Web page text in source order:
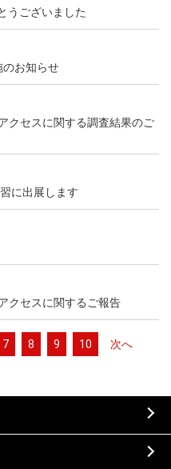
うございました
お知らせ
クセスに関する調査結果のご
に出展します
クセスに関するご報告
7 8 9 10 次へ